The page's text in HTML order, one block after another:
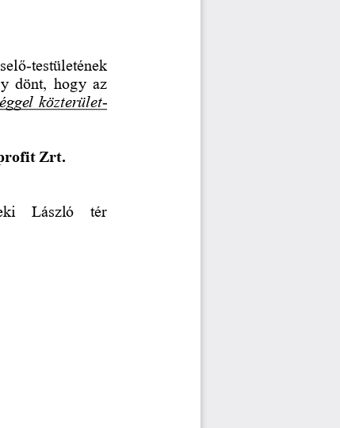
-testületének
dönt,  hogy  az
közterület-
Zrt.
László   tér